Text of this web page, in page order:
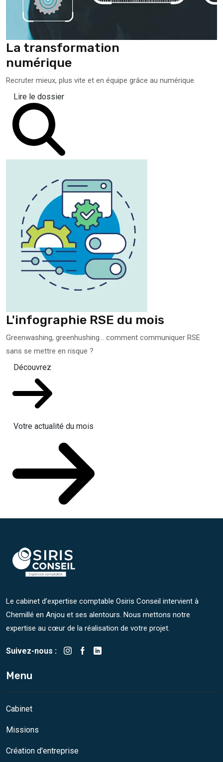
La transformation
numérique
Recruter mieux, plus vite et en équipe grâce au numérique.
Lire le dossier
L'infographie RSE du mois
Greenwashing, greenhushing… comment communiquer RSE
sans se mettre en risque ?
Découvrez
Votre actualité du mois
Le cabinet d’expertise comptable Osiris Conseil intervient à
Chemillé en Anjou et ses alentours. Nous mettons notre
expertise au cœur de la réalisation de votre projet.
Suivez-nous :
Menu
Cabinet
Missions
Création d'entreprise